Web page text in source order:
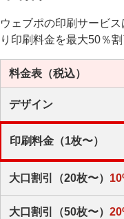
ウェブポの印刷サービ
り印刷料金を最大50％割
料金表 （税込）
デザイン
印刷料金（1枚〜）
大口割引（20枚〜）
大口割引（50枚〜）